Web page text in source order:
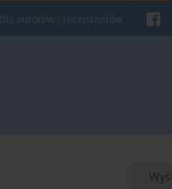
Dla autorów i recenzentów